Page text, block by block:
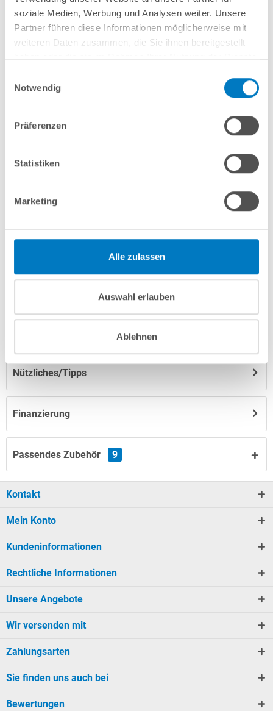
soziale Medien, Werbung und Analysen weiter. Unsere
Partner führen diese Informationen möglicherweise mit
weiteren Daten zusammen, die Sie ihnen bereitgestellt
Notwendig
Präferenzen
Statistiken
Marketing
Alle zulassen
Auswahl erlauben
Ablehnen
Kunststoff.
Vergleichen Merken
Fragen? Wir helfen Ihnen gerne weiter:
Anfrageformular
Produktbeschreibung
Finanzierung
Anleitungen/Datenblätter
Hinweise zum Versand / zur Lagerung
Nützliches/Tipps
Passendes Zubehör 9
Kontakt
Mein Konto
Kundeninformationen
Rechtliche Informationen
Unsere Angebote
Wir versenden mit
Zahlungsarten
Sie finden uns auch bei
Bewertungen